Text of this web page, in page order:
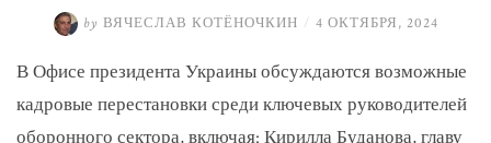
by ВЯЧЕСЛАВ КОТЁНОЧКИН / 4 ОКТЯБРЯ, 2024
В Офисе президента Украины обсуждаются возможные
кадровые перестановки среди ключевых руководителей
оборонного сектора, включая: Кирилла Буданова, главу